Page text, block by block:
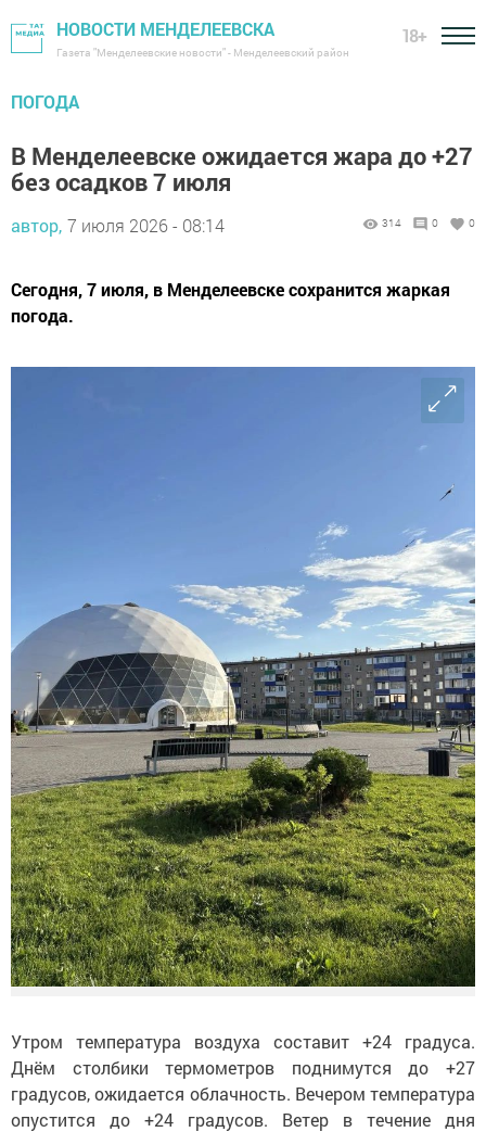
НОВОСТИ МЕНДЕЛЕЕВСКА
Газета "Менделеевские новости" - Менделеевский район
18+
ПОГОДА
В Менделеевске ожидается жара до +27
без осадков 7 июля
автор, 7 июля 2026 - 08:14 314 0 0
Сегодня, 7 июля, в Менделеевске сохранится жаркая
погода.
Утром температура воздуха составит +24 градуса.
Днём столбики термометров поднимутся до +27
градусов, ожидается облачность. Вечером температура
опустится до +24 градусов. Ветер в течение дня